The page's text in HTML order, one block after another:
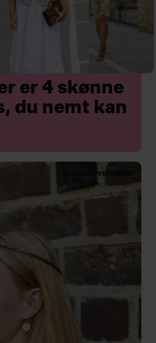
er 4 skønne
du nemt kan
Sponsoreret indhold